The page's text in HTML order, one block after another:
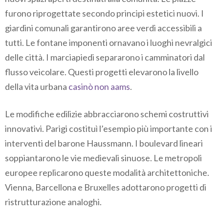
furono riprogettate secondo principi estetici nuovi. I
giardini comunali garantirono aree verdi accessibili a
tutti. Le fontane imponenti ornavano i luoghi nevralgici
delle città. I marciapiedi separarono i camminatori dal
flusso veicolare. Questi progetti elevarono la livello
della vita urbana casinò non aams.
Le modifiche edilizie abbracciarono schemi costruttivi
innovativi. Parigi costituì l’esempio più importante con i
interventi del barone Haussmann. I boulevard lineari
soppiantarono le vie medievali sinuose. Le metropoli
europee replicarono queste modalità architettoniche.
Vienna, Barcellona e Bruxelles adottarono progetti di
ristrutturazione analoghi.